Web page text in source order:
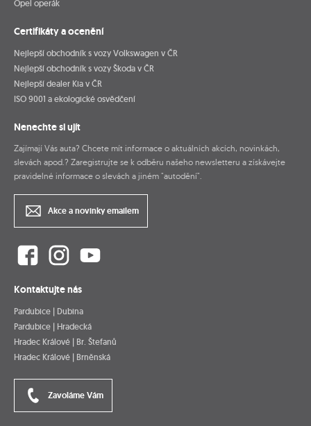
Opel operák
Certifikáty a ocenění
Nejlepší obchodník s vozy Volkswagen v ČR
Nejlepší obchodník s vozy Škoda v ČR
Nejlepší dealer Kia v ČR
ISO 9001 a ekologické osvědčení
Nenechte si ujít
Zajímají Vás auta? Chcete mít informace o aktuálních akcích, novinkách,
slevách apod.? Zaregistrujte se k odběru našeho newsletteru a získávejte
pravidelné informace o slevách a jiném "autodění".
Akce a novinky emailem
Kontaktujte nás
Pardubice | Dubina
Pardubice | Hradecká
Hradec Králové | Br. Štefanů
Hradec Králové | Brněnská
Zavoláme Vám